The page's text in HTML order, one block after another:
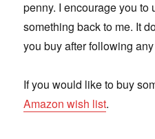
penny. I encourage you to
something back to me. It
you buy after following
If you would like to buy
Amazon wish list.